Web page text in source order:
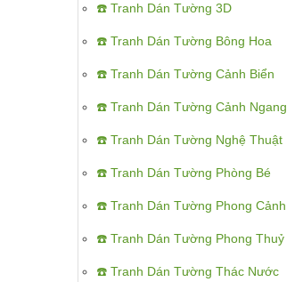
☎️ Tranh Dán Tường 3D
☎️ Tranh Dán Tường Bông Hoa
☎️ Tranh Dán Tường Cảnh Biển
☎️ Tranh Dán Tường Cảnh Ngang
☎️ Tranh Dán Tường Nghệ Thuật
☎️ Tranh Dán Tường Phòng Bé
☎️ Tranh Dán Tường Phong Cảnh
☎️ Tranh Dán Tường Phong Thuỷ
☎️ Tranh Dán Tường Thác Nước